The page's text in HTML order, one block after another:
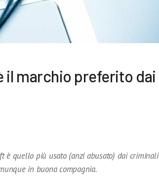
il marchio preferito dai
è quello più usato (anzi abusato) dai criminali
in buona compagnia.